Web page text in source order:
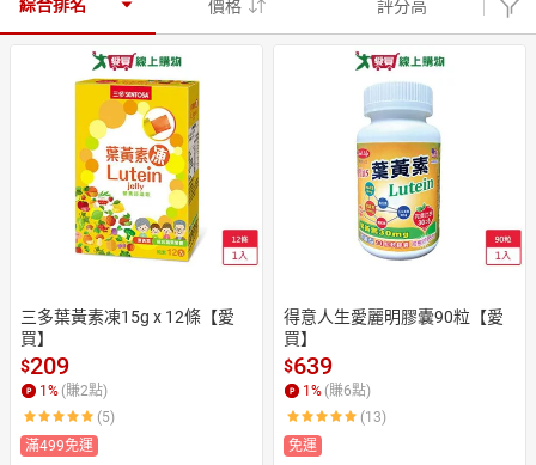
男裝 情趣用品
日本購物 電子/紙本書
HOT
綜合排名 價格 評分高
三多葉黃素凍15g x 12條【愛
買】
$209
1 % (賺2點)
(5)
滿499免運
得意人生愛麗明膠囊90粒【愛
買】
$639
1 % (賺6點)
(13)
免運